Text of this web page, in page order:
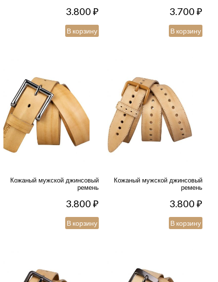
3.800₽
В корзину
3.700₽
В корзину
Кожаный мужской джинсовый
ремень
3.800₽
В корзину
Кожаный мужской джинсовый
ремень
3.800₽
В корзину